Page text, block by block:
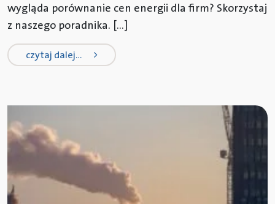
wygląda porównanie cen energii dla firm? Skorzystaj
z naszego poradnika. […]
czytaj dalej…from porównanie cen energii dla